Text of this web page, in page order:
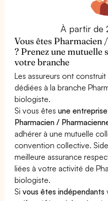
À partir de
Vous êtes Pharmacien
? Prenez une mutuelle
votre branche
Les assureurs ont
dédiées à la branche
biologiste.
Si vous êtesune
Pharmacien /
adhérer à une mutuelle
convention collective.
meilleure assurance
liées à votre activité de
biologiste.
Sivous êtes indépendants